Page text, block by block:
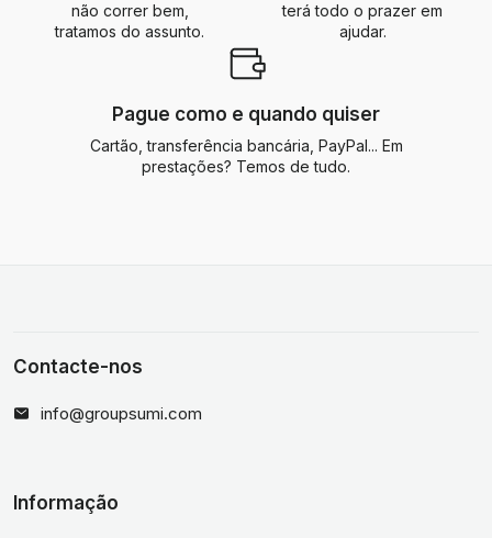
não correr bem,
tratamos do assunto.
terá todo o prazer em
ajudar.
Pague como e quando quiser
Cartão, transferência bancária, PayPal... Em
prestações? Temos de tudo.
Contacte-nos
info@groupsumi.com
Informação